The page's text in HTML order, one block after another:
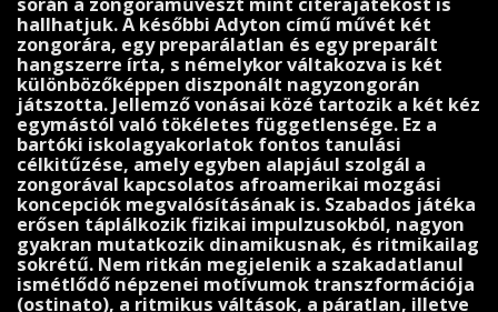
hallhatjuk. A későbbi Adyton című művét két
zongorára, egy preparálatlan és egy preparált
hang­szerre írta, s némelykor váltakozva is két
különbözőképpen diszponált nagyzongorán
játszotta. Jellemző vonásai közé tartozik a két kéz
egymástól való tökéletes függetlensége. Ez a
bartóki iskolagyakorlatok fontos tanulási
célkitűzése, amely egyben alapjául szolgál a
zongorával kapcsolatos afroamerikai mozgási
koncepciók megvalósításának is. Szabados játéka
erősen táplálkozik fizikai impulzusokból, nagyon
gyakran mutatkozik dinami­kusnak, és ritmikailag
sokrétű. Nem ritkán megjelenik a szakadatlanul
ismétlődő népzenei motívumok transz­formá­ciója
(ostinato), a ritmikus váltások, a páratlan, illetve